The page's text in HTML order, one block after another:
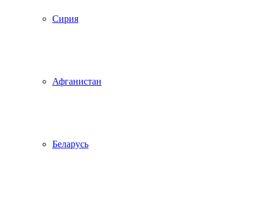
Сирия
Афганистан
Беларусь